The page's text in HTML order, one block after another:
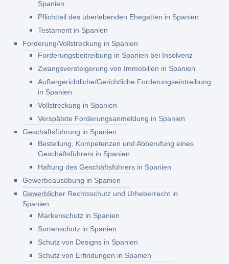
Spanien
Pflichtteil des überlebenden Ehegatten in Spanien
Testament in Spanien
Forderung/Vollstreckung in Spanien
Forderungsbeitreibung in Spanien bei Insolvenz
Zwangsversteigerung von Immobilien in Spanien
Außergerichtliche/Gerichtliche Forderungseintreibung
in Spanien
Vollstreckung in Spanien
Verspätete Forderungsanmeldung in Spanien
Geschäftsführung in Spanien
Bestellung, Kompetenzen und Abberufung eines
Geschäftsführers in Spanien
Haftung des Geschäftsführers in Spanien
Gewerbeausübung in Spanien
Gewerblicher Rechtsschutz und Urheberrecht in
Spanien
Markenschutz in Spanien
Sortenschutz in Spanien
Schutz von Designs in Spanien
Schutz von Erfindungen in Spanien